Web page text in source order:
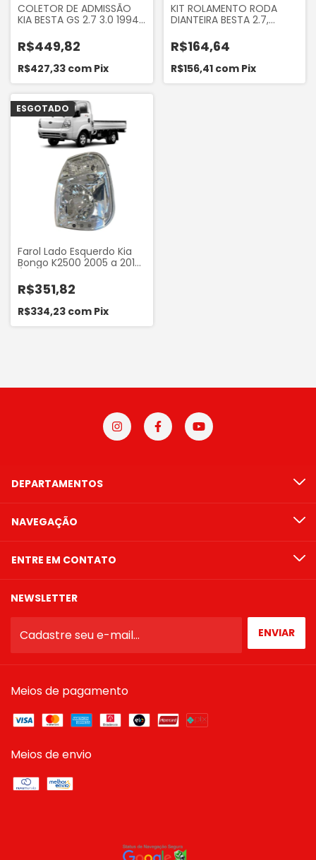
COLETOR DE ADMISSÃO
KIA BESTA GS 2.7 3.0 1994
ATÉ 2005
R$449,82
R$427,33 com Pix
KIT ROLAMENTO RODA
DIANTEIRA BESTA 2.7,
2005 A 2012
R$164,64
R$156,41 com Pix
ESGOTADO
Farol Lado Esquerdo Kia
Bongo K2500 2005 a 2012
Marca Depo
R$351,82
R$334,23 com Pix
DEPARTAMENTOS
NAVEGAÇÃO
ENTRE EM CONTATO
NEWSLETTER
Meios de pagamento
Meios de envio